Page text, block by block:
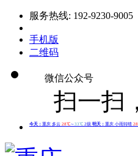
服务热线: 192-9230-9005
手机版
二维码
微信公众号
扫一扫